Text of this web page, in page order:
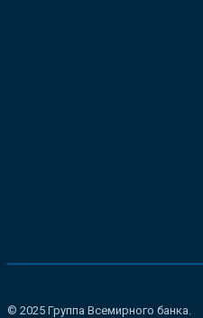
© 2025 Группа Всемирного банка.